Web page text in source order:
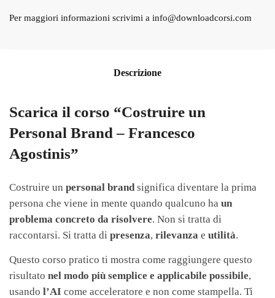
Per maggiori informazioni scrivimi a info@downloadcorsi.com
Descrizione
Scarica il corso “Costruire un
Personal Brand – Francesco
Agostinis”
Costruire un personal brandsignifica diventare la prima
persona che viene in mente quando qualcuno ha un
problema concreto da risolvere. Non si tratta di
raccontarsi. Si tratta di presenza, rilevanza e utilità.
Questo corso pratico ti mostra come raggiungere questo
risultato nel modo più semplice e applicabile possibile,
usando l’AI come acceleratore e non come stampella. Ti